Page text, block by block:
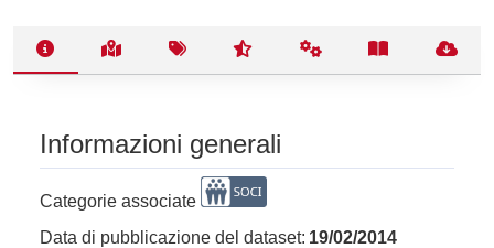
Informazioni generali
Categorie associate
Data di pubblicazione del dataset: 19/02/2014